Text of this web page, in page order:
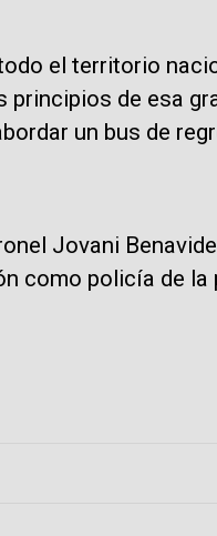
el territorio
principios de esa
un bus de
Jovani
como policía de la